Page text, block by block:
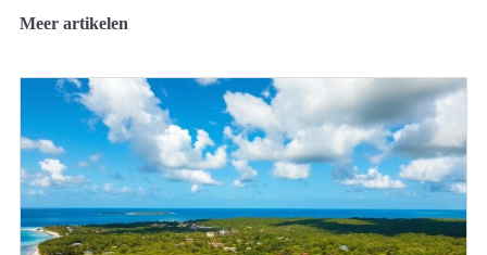
Meer artikelen